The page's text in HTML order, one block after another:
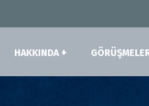
HAKKINDA